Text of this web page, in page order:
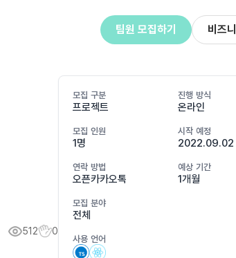
팀원 모집하기 비즈
512 0
모집 구분
프로젝트
진행 방식
온라인
모집 인원
1명
시작 예정
2022.09.02
연락 방법
오픈카카오톡
예상 기간
1개월
모집 분야
전체
사용 언어